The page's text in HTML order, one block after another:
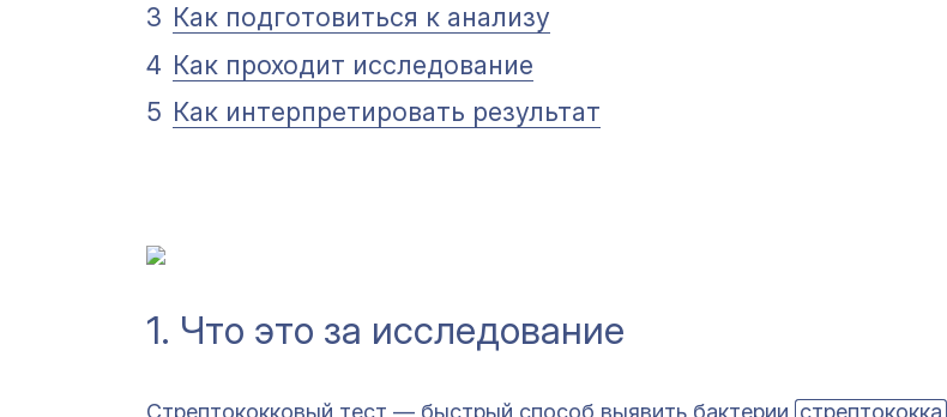
3 Как подготовиться к анализу
4 Как проходит исследование
5 Как интерпретировать результат
1. Что это за исследование
Стрептококковый тест — быстрый способ выявить бактерии стрептококка